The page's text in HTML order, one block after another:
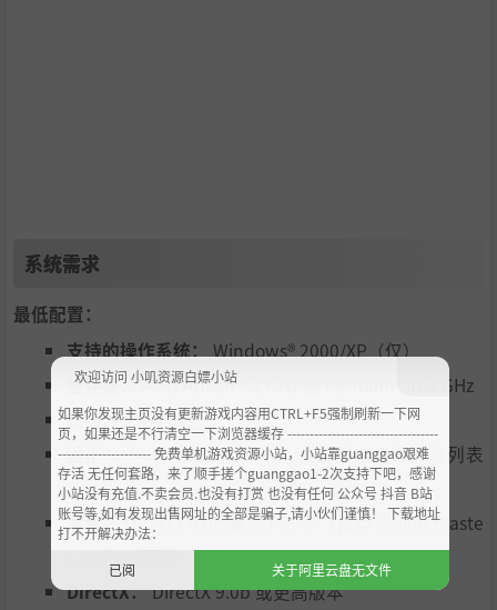
系统需求
最低配置：
支持的操作系统：
Windows® 2000/XP（仅）
处理器：AMD Athlon™ 1 GHz 或 Pentium® III 1 GHz
记忆：256 MB
图形：64 MB DirectX® 9.0b 兼容显卡（见支持列表
*）
声音：DirectX 9.0b 兼容 PCI 卡（推荐 Sound Blaste
DirectX：DirectX 9.0b 或更高版本
欢迎访问 小叽资源白嫖小站
如果你发现主页没有更新游戏内容用CTRL+F5强制刷新一下网
页，如果还是不行清空一下浏览器缓存 ----------------------------------
--------------------- 免费单机游戏资源小站，小站靠guanggao艰难
存活 无任何套路，来了顺手搓个guanggao1-2次支持下吧，感谢
小站没有充值.不卖会员.也没有打赏 也没有任何 公众号 抖音 B站
账号等,如有发现出售网址的全部是骗子,请小伙们谨慎！ 下载地址
打不开解决办法：
已阅
关于阿里云盘无文件